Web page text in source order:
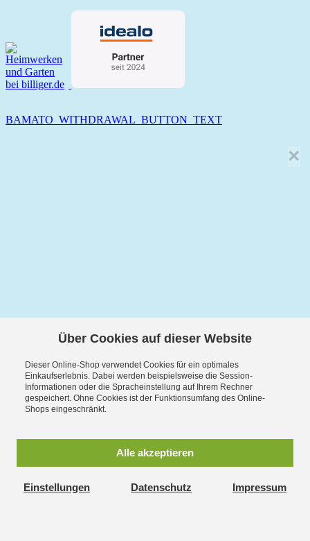
BAMATO_WITHDRAWAL_BUTTON_TEXT
×
Über Cookies auf dieser Website
Dieser Online-Shop verwendet Cookies für ein optimales
Einkaufserlebnis. Dabei werden beispielsweise die Session-
Informationen oder die Spracheinstellung auf Ihrem Rechner
gespeichert. Ohne Cookies ist der Funktionsumfang des Online-
Shops eingeschränkt.
Alle akzeptieren
Einstellungen Datenschutz Impressum